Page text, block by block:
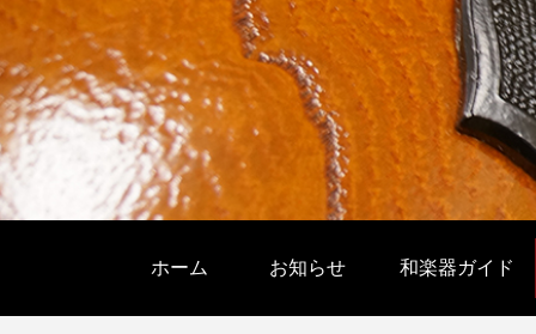
ホーム お知らせ 和楽器ガイド